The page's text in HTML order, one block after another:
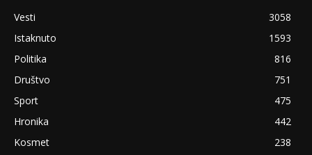
Vesti
3058
Istaknuto
1593
Politika
816
Društvo
751
Sport
475
Hronika
442
Kosmet
238